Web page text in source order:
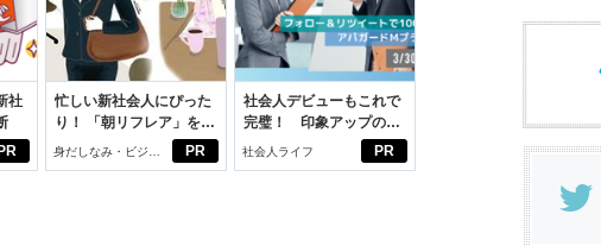
PR
社
PR
忙しい新社会人にぴった
り！ 「朝リフレア」をは
じめよう。しっかりニオ
イケアして24時間快適。
身だしなみ・ビジネ
スアイテム
PR
社会人デビューもこれで
完璧！ 印象アップのセ
ルフプロデュース術
社会人ライフ